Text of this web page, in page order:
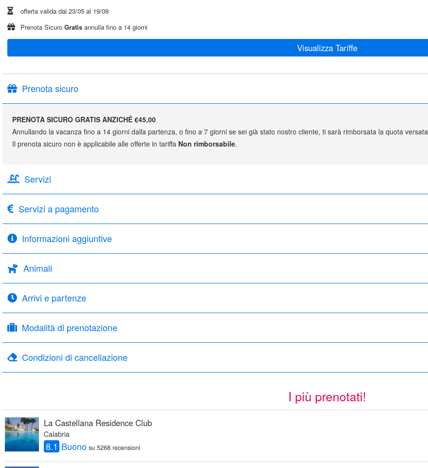
offerta valida dal 23/05 al 19/09
Prenota Sicuro Gratis annulla fino a 14 giorni
Visualizza Tariffe
Prenota sicuro
PRENOTA SICURO GRATIS ANZICHÉ €45,00
Annullando la vacanza fino a 14 giorni dalla partenza, o fino a 7 giorni se sei già stato nostro cliente, ti sarà rimborsata la quota versata
Il prenota sicuro non è applicabile alle offerte in tariffa Non rimborsabile.
Servizi
Servizi a pagamento
Informazioni aggiuntive
Animali
Arrivi e partenze
Modalità di prenotazione
Condizioni di cancellazione
I più prenotati!
La Castellana Residence Club
Calabria
8.1 Buono su 5268 recensioni